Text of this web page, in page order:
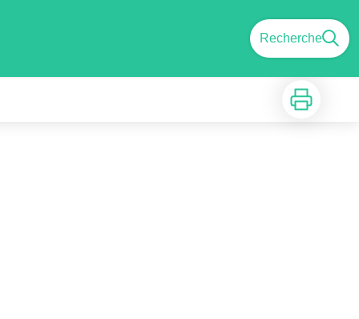
Recherche
Imprimer